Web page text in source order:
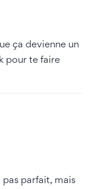
ça devienne un
pour te faire
pas parfait, mais